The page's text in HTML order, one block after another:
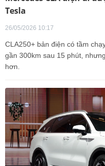
Tesla
26/05/2026 10:17
CLA250+ bản điện có tầm
gần 300km sau 15 phút,
hơn.